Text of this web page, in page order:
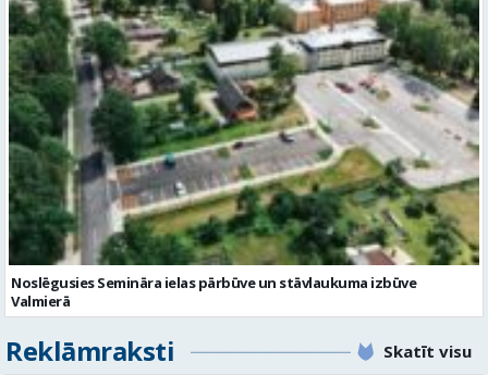
Noslēgusies Semināra ielas pārbūve un stāvlaukuma izbūve
Valmierā
Reklāmraksti Skatīt visu